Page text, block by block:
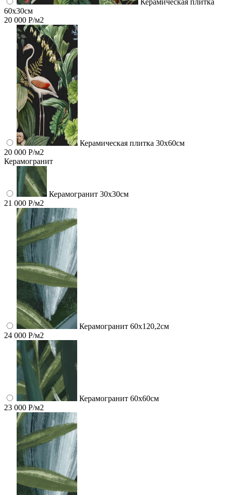
60x30см
20 000 Р/м2
Керамическая плитка 30x60см
20 000 Р/м2
Керамогранит
Керамогранит 30х30см
21 000 Р/м2
Керамогранит 60x120,2см
24 000 Р/м2
Керамогранит 60x60см
23 000 Р/м2